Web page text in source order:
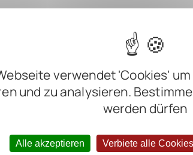
verwendet 'Cookies'
und zu analysieren.
werden dürfen
Alle akzeptieren Verbiete alle Cookies